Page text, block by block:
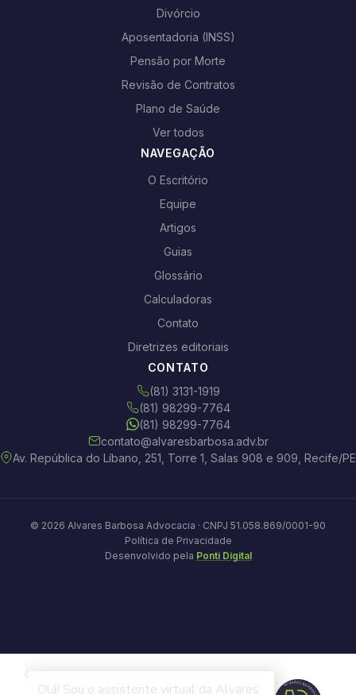
Divórcio
Aposentadoria (INSS)
Pensão por Morte
Revisão de Contratos
Plano de Saúde
Ver todos
NAVEGAÇÃO
O Escritório
Equipe
Artigos
Guias
Glossário
Calculadoras
Contato
Diretrizes editoriais
CONTATO
(81) 3131-1919
(81) 98299-7764
(81) 98299-7764
contato@alvaresbarbosa.adv.br
Av. República do Líbano, 251, Torre 1, Salas 908 e 909, Recife/PE
© 2026 Alvares Barbosa Advocacia · CNPJ 51.058.869/0001-90
Política de Privacidade
Desenvolvido pela Ponti Digital